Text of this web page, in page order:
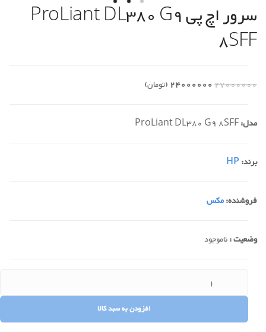
سرور اچ پی ProLiant DL380 G9
8SFF
27000000
24000000 (تومان)
مدل:ProLiant DL380 G9 8SFF
برند:HP
فروشنده:مکس
وضعیت :ناموجود